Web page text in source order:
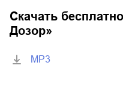
Скачать
Дозор»
MP3